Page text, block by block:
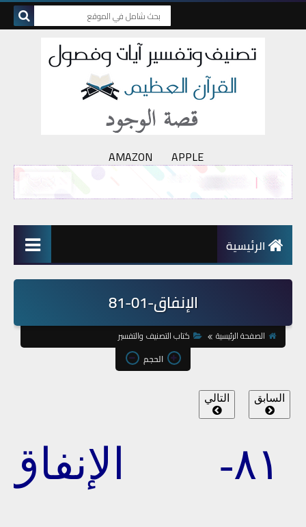
AMAZON APPLE
الرئيسية
الإنفاق-01-81
الصفحة الرئيسية
كتاب التصنيف والتفسير
الحجم
السابق التالي
٨١- الإنفاق